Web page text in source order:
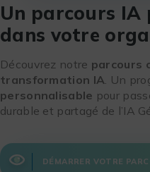
Un parcours IA
dans votre
Découvrez notre parcours
transformation IA. Un
personnalisable pour
durable et partagé de l’IA
DÉMARRER VOTRE